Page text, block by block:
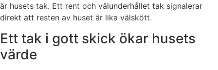
är husets tak. Ett rent och välunderhållet tak signalerar
direkt att resten av huset är lika välskött.
Ett tak i gott skick ökar husets
värde